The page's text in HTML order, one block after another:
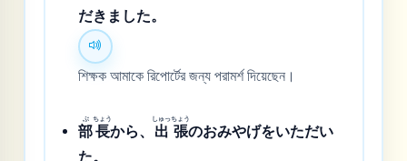
だきました。
শিক্ষক আমাকে রিপোর্টের জন্য পরামর্শ দিয়েছেন।
部
ぶ
長
ちょう
から、 出
しゅっ
張
ちょう
のおみやげをいただい
た。